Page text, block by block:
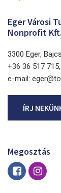
Eger Városi
Nonprofit Kft.
3300 Eger,
+36 36 517
e-mail:
ÍRJ
Megosztás